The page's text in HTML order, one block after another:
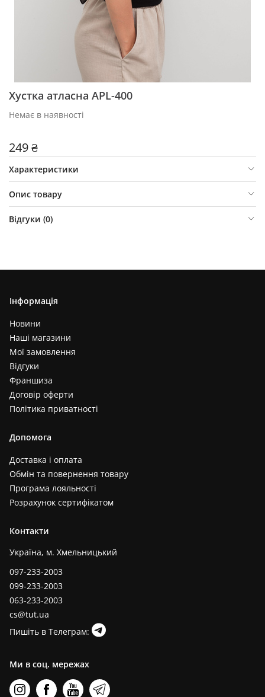
Хустка атласна APL-400
Немає в наявності
249 ₴
Характеристики
Опис товару
Відгуки (0)
Інформація
Новини
Наші магазини
Мої замовлення
Відгуки
Франшиза
Договір оферти
Політика приватності
Допомога
Доставка і оплата
Обмін та повернення товару
Програма лояльності
Розрахунок сертифікатом
Контакти
Україна, м. Хмельницький
097-233-2003
099-233-2003
063-233-2003
cs@tut.ua
Пишіть в Телеграм:
Ми в соц. мережах